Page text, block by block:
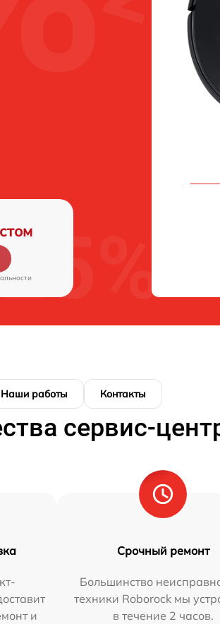
Наши работы Контакты
сервис-
и
Срочный ремонт
Большинство
техники Roborock мы
в течение 2 часов.